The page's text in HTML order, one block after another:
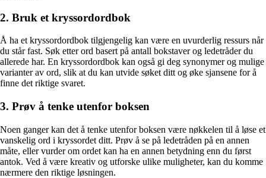
2. Bruk et kryssordordbok
Å ha et kryssordordbok tilgjengelig kan være en uvurderlig ressurs når
du står fast. Søk etter ord basert på antall bokstaver og ledetråder du
allerede har. En kryssordordbok kan også gi deg synonymer og mulige
varianter av ord, slik at du kan utvide søket ditt og øke sjansene for å
finne det riktige svaret.
3. Prøv å tenke utenfor boksen
Noen ganger kan det å tenke utenfor boksen være nøkkelen til å løse et
vanskelig ord i kryssordet ditt. Prøv å se på ledetråden på en annen
måte, eller vurder om ordet kan ha en annen betydning enn du først
antok. Ved å være kreativ og utforske ulike muligheter, kan du komme
nærmere den riktige løsningen.